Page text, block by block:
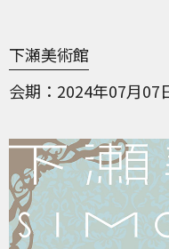
下瀬美術館
会期
2024年07月07